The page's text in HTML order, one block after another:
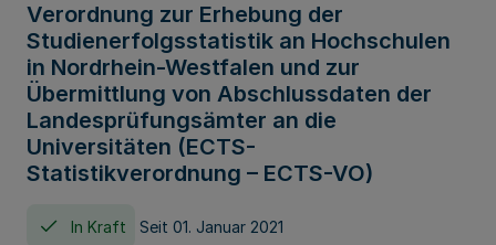
Verordnung zur Erhebung der
Studienerfolgsstatistik an Hochschulen
in Nordrhein-Westfalen und zur
Übermittlung von Abschlussdaten der
Landesprüfungsämter an die
Universitäten (ECTS-
Statistikverordnung – ECTS-VO)
In Kraft Seit 01. Januar 2021